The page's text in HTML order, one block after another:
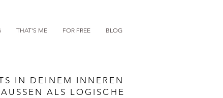
THAT'S ME FOR FREE BLOG
IN DEINEM INNEREN
ALS LOGISCHE